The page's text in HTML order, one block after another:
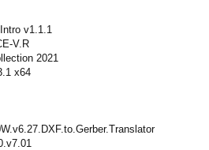
v1.1.1
V.R
2021
x64